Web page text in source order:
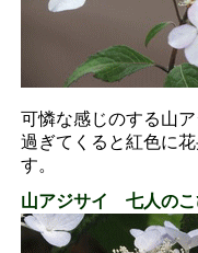
可憐な感じのする山
過ぎてくると紅色に
す。
山アジサイ 七人のこ